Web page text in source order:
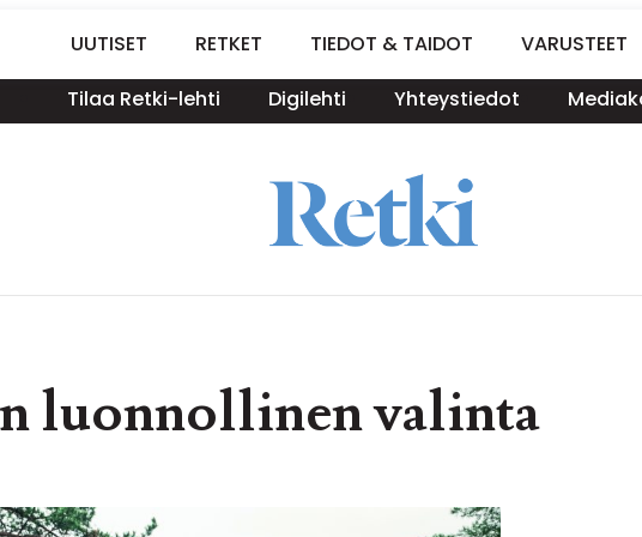
UUTISET RETKET TIEDOT & TAIDOT VARUSTEET
Tilaa Retki-lehti
Digilehti Yhteystiedot
luonnollinen valinta